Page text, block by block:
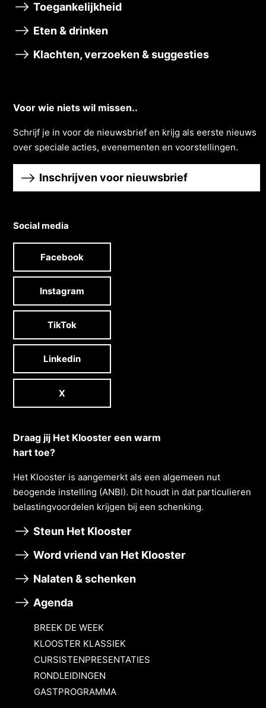
Toegankelijkheid
Eten & drinken
Klachten, verzoeken & suggesties
Voor wie niets wil missen..
Schrĳf je in voor de nieuwsbrief en krĳg als eerste nieuws
over speciale acties, evenementen en voorstellingen.
Inschrijven voor nieuwsbrief
Social media
Facebook
Instagram
TikTok
Linkedin
X
Draag jij Het Klooster een warm
hart toe?
Het Klooster is aangemerkt als een algemeen nut
beogende instelling (ANBI). Dit houdt in dat particulieren
belastingvoordelen krĳgen bĳ een schenking.
Steun Het Klooster
Word vriend van Het Klooster
Nalaten & schenken
Agenda
BREEK DE WEEK
KLOOSTER KLASSIEK
CURSISTENPRESENTATIES
RONDLEIDINGEN
GASTPROGRAMMA